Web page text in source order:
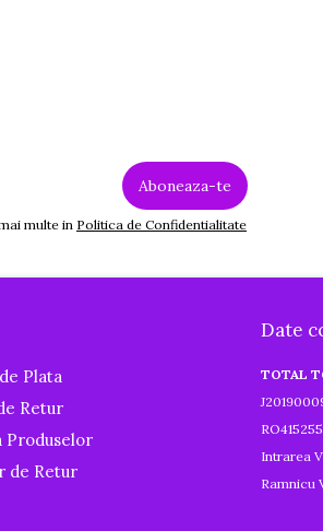
multe in Politica de Confidentialitate
Plata
Retur
Produselor
de Retur
Date
TOTAL
Intrarea
Ramnicu